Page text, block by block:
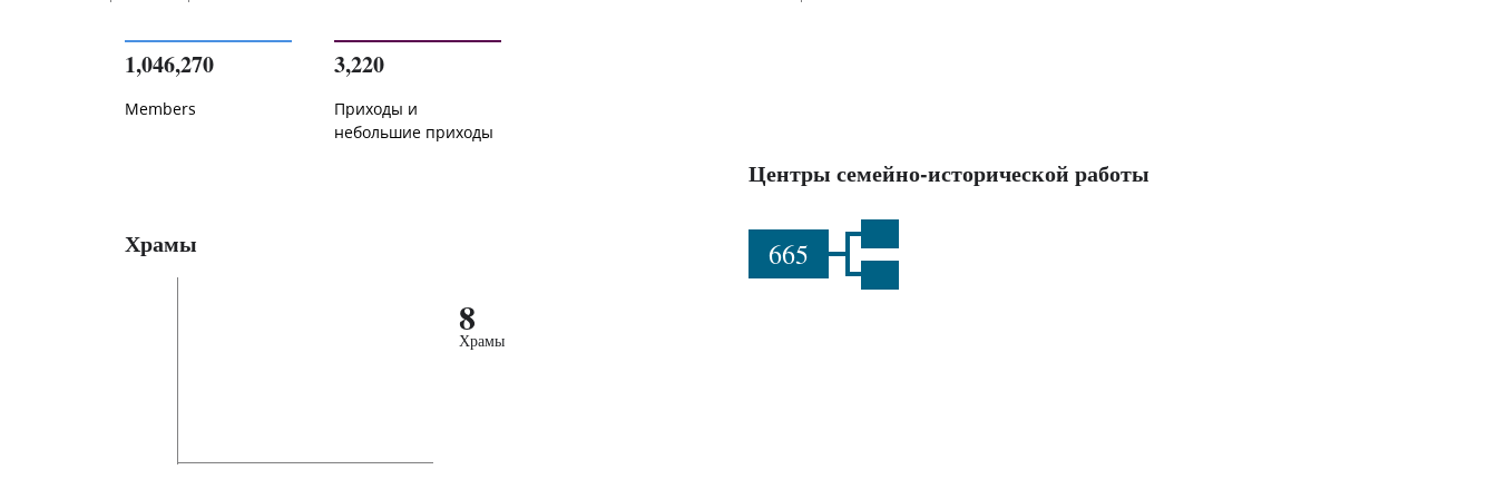
1,046,270
Members
3,220
Приходы и
небольшие приходы
Центры семейно-исторической работы
665
Храмы
8
Храмы